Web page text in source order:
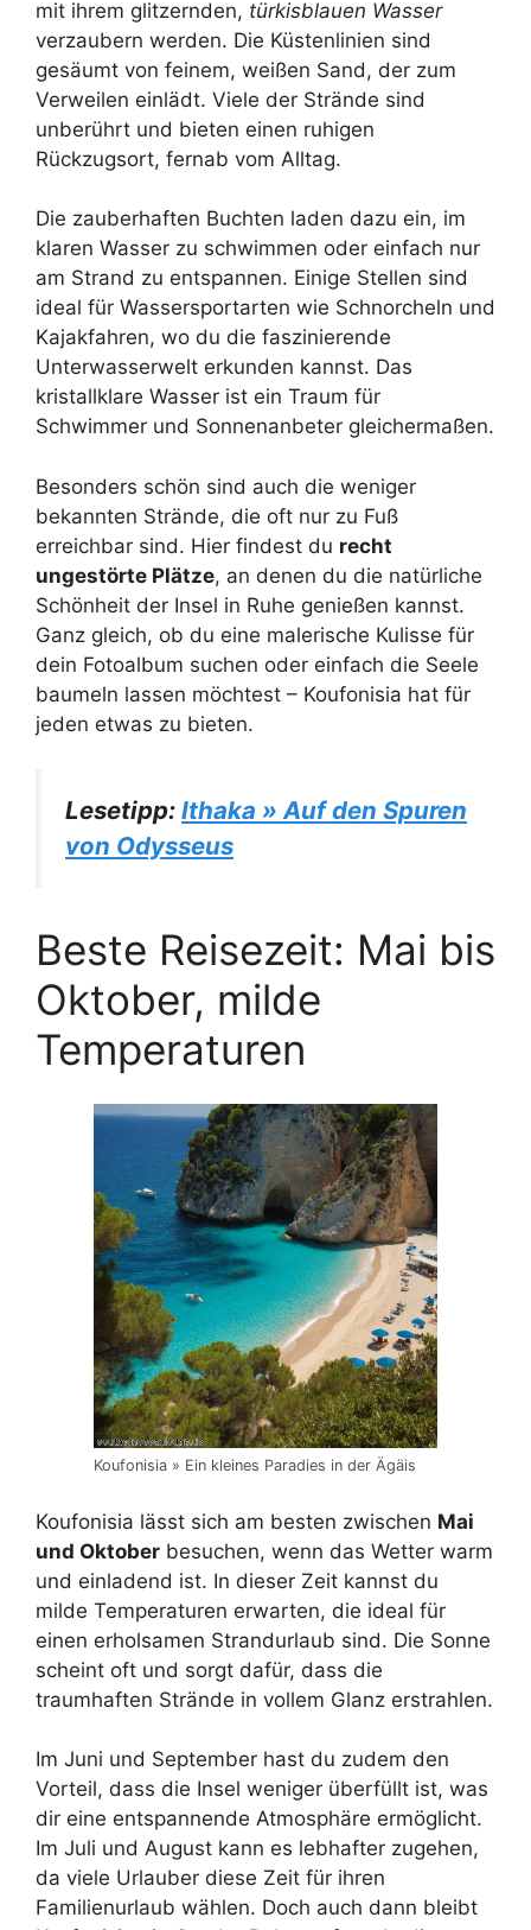
mit ihrem glitzernden, türkisblauen Wasser
verzaubern werden. Die Küstenlinien sind
gesäumt von feinem, weißen Sand, der zum
Verweilen einlädt. Viele der Strände sind
unberührt und bieten einen ruhigen
Rückzugsort, fernab vom Alltag.
Die zauberhaften Buchten laden dazu ein, im
klaren Wasser zu schwimmen oder einfach nur
am Strand zu entspannen. Einige Stellen sind
ideal für Wassersportarten wie Schnorcheln und
Kajakfahren, wo du die faszinierende
Unterwasserwelt erkunden kannst. Das
kristallklare Wasser ist ein Traum für
Schwimmer und Sonnenanbeter gleichermaßen.
Besonders schön sind auch die weniger
bekannten Strände, die oft nur zu Fuß
erreichbar sind. Hier findest du recht
ungestörte Plätze, an denen du die natürliche
Schönheit der Insel in Ruhe genießen kannst.
Ganz gleich, ob du eine malerische Kulisse für
dein Fotoalbum suchen oder einfach die Seele
baumeln lassen möchtest – Koufonisia hat für
jeden etwas zu bieten.
Lesetipp: Ithaka » Auf den Spuren
von Odysseus
Beste Reisezeit: Mai bis
Oktober, milde
Temperaturen
Koufonisia » Ein kleines Paradies in der Ägäis
Koufonisia lässt sich am besten zwischen Mai
und Oktober besuchen, wenn das Wetter warm
und einladend ist. In dieser Zeit kannst du
milde Temperaturen erwarten, die ideal für
einen erholsamen Strandurlaub sind. Die Sonne
scheint oft und sorgt dafür, dass die
traumhaften Strände in vollem Glanz erstrahlen.
Im Juni und September hast du zudem den
Vorteil, dass die Insel weniger überfüllt ist, was
dir eine entspannende Atmosphäre ermöglicht.
Im Juli und August kann es lebhafter zugehen,
da viele Urlauber diese Zeit für ihren
Familienurlaub wählen. Doch auch dann bleibt